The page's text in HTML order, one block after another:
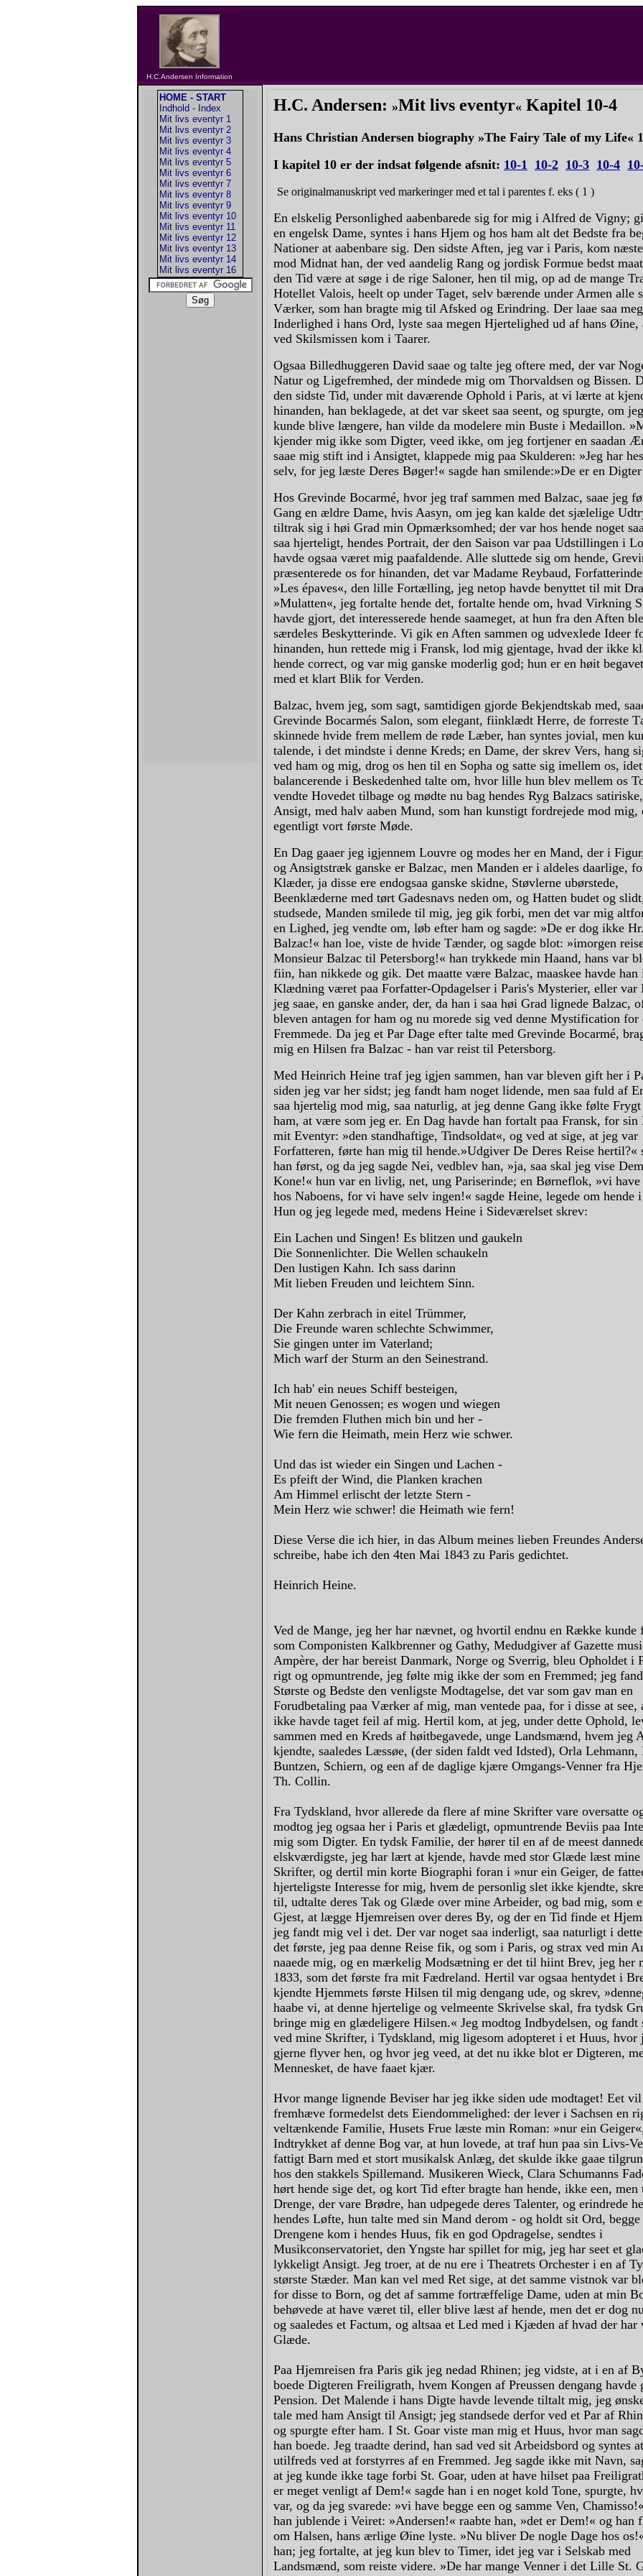
H.C.Andersen Information
HOME - START
Indhold - Index
Mit livs eventyr 1
Mit livs eventyr 2
Mit livs eventyr 3
Mit livs eventyr 4
Mit livs eventyr 5
Mit livs eventyr 6
Mit livs eventyr 7
Mit livs eventyr 8
Mit livs eventyr 9
Mit livs eventyr 10
Mit livs eventyr 11
Mit livs eventyr 12
Mit livs eventyr 13
Mit livs eventyr 14
Mit livs eventyr 16
H.C. Andersen: »Mit livs eventyr« Kapitel 10-4
Hans Christian Andersen biography »The Fairy Tale of my Life«
I kapitel 10 er der indsat følgende afsnit: 10-1 10-2 10-3 10-4
Se originalmanuskript ved markeringer med et tal i parentes f. eks ( 1 )
En elskelig Personlighed aabenbarede sig for mig i Alfred de Vigny;
en engelsk Dame, syntes i hans Hjem og hos ham alt det Bedste fra
Nationer at aabenbare sig. Den sidste Aften, jeg var i Paris, kom
mod Midnat han, der ved aandelig Rang og jordisk Formue bedst
den Tid være at søge i de rige Saloner, hen til mig, op ad de mange
Hotellet Valois, heelt op under Taget, selv bærende under Armen alle
Værker, som han bragte mig til Afsked og Erindring. Der laae saa
Inderlighed i hans Ord, lyste saa megen Hjertelighed ud af hans Øine,
ved Skilsmissen kom i Taarer.
Ogsaa Billedhuggeren David saae og talte jeg oftere med, der var
Natur og Ligefremhed, der mindede mig om Thorvaldsen og Bissen.
den sidste Tid, under mit daværende Ophold i Paris, at vi lærte at
hinanden, han beklagede, at det var skeet saa seent, og spurgte, om
kunde blive længere, han vilde da modelere min Buste i Medaillon.
kjender mig ikke som Digter, veed ikke, om jeg fortjener en saadan
saae mig stift ind i Ansigtet, klappede mig paa Skulderen: »Jeg har
selv, for jeg læste Deres Bøger!« sagde han smilende:»De er en
Hos Grevinde Bocarmé, hvor jeg traf sammen med Balzac, saae jeg
Gang en ældre Dame, hvis Aasyn, om jeg kan kalde det sjælelige
tiltrak sig i høi Grad min Opmærksomhed; der var hos hende noget
saa hjerteligt, hendes Portrait, der den Saison var paa Udstillingen i
havde ogsaa været mig paafaldende. Alle sluttede sig om hende,
præsenterede os for hinanden, det var Madame Reybaud,
»Les épaves«, den lille Fortælling, jeg netop havde benyttet til mit
»Mulatten«, jeg fortalte hende det, fortalte hende om, hvad Virkning
havde gjort, det interesserede hende saameget, at hun fra den Aften
særdeles Beskytterinde. Vi gik en Aften sammen og udvexlede Ideer
hinanden, hun rettede mig i Fransk, lod mig gjentage, hvad der ikke
hende correct, og var mig ganske moderlig god; hun er en høit
med et klart Blik for Verden.
Balzac, hvem jeg, som sagt, samtidigen gjorde Bekjendtskab med,
Grevinde Bocarmés Salon, som elegant, fiinklædt Herre, de forreste
skinnede hvide frem mellem de røde Læber, han syntes jovial, men
talende, i det mindste i denne Kreds; en Dame, der skrev Vers, hang
ved ham og mig, drog os hen til en Sopha og satte sig imellem os,
balancerende i Beskedenhed talte om, hvor lille hun blev mellem os
vendte Hovedet tilbage og mødte nu bag hendes Ryg Balzacs
Ansigt, med halv aaben Mund, som han kunstigt fordrejede mod mig,
egentligt vort første Møde.
En Dag gaaer jeg igjennem Louvre og modes her en Mand, der i
og Ansigtstræk ganske er Balzac, men Manden er i aldeles daarlige,
Klæder, ja disse ere endogsaa ganske skidne, Støvlerne ubørstede,
Beenklæderne med tørt Gadesnavs neden om, og Hatten budet og
studsede, Manden smilede til mig, jeg gik forbi, men det var mig
en Lighed, jeg vendte om, løb efter ham og sagde: »De er dog ikke
Balzac!« han loe, viste de hvide Tænder, og sagde blot: »imorgen
Monsieur Balzac til Petersborg!« han trykkede min Haand, hans var
fiin, han nikkede og gik. Det maatte være Balzac, maaskee havde han
Klædning været paa Forfatter-Opdagelser i Paris's Mysterier, eller var
jeg saae, en ganske ander, der, da han i saa høi Grad lignede Balzac,
bleven antagen for ham og nu morede sig ved denne Mystification for
Fremmede. Da jeg et Par Dage efter talte med Grevinde Bocarmé,
mig en Hilsen fra Balzac - han var reist til Petersborg.
Med Heinrich Heine traf jeg igjen sammen, han var bleven gift her i
siden jeg var her sidst; jeg fandt ham noget lidende, men saa fuld af
saa hjertelig mod mig, saa naturlig, at jeg denne Gang ikke følte
ham, at være som jeg er. En Dag havde han fortalt paa Fransk, for sin
mit Eventyr: »den standhaftige, Tindsoldat«, og ved at sige, at jeg var
Forfatteren, førte han mig til hende.»Udgiver De Deres Reise hertil?«
han først, og da jeg sagde Nei, vedblev han, »ja, saa skal jeg vise
Kone!« hun var en livlig, net, ung Pariserinde; en Børneflok, »vi have
hos Naboens, for vi have selv ingen!« sagde Heine, legede om hende
Hun og jeg legede med, medens Heine i Sideværelset skrev:
Ein Lachen und Singen! Es blitzen und gaukeln
Die Sonnenlichter. Die Wellen schaukeln
Den lustigen Kahn. Ich sass darinn
Mit lieben Freuden und leichtem Sinn.
Der Kahn zerbrach in eitel Trümmer,
Die Freunde waren schlechte Schwimmer,
Sie gingen unter im Vaterland;
Mich warf der Sturm an den Seinestrand.
Ich hab' ein neues Schiff besteigen,
Mit neuen Genossen; es wogen und wiegen
Die fremden Fluthen mich bin und her -
Wie fern die Heimath, mein Herz wie schwer.
Und das ist wieder ein Singen und Lachen -
Es pfeift der Wind, die Planken krachen
Am Himmel erlischt der letzte Stern -
Mein Herz wie schwer! die Heimath wie fern!
Diese Verse die ich hier, in das Album meines lieben Freundes
schreibe, habe ich den 4ten Mai 1843 zu Paris gedichtet.
Heinrich Heine.
Ved de Mange, jeg her har nævnet, og hvortil endnu en Række kunde
som Componisten Kalkbrenner og Gathy, Medudgiver af Gazette
Ampère, der har bereist Danmark, Norge og Sverrig, bleu Opholdet i
rigt og opmuntrende, jeg følte mig ikke der som en Fremmed; jeg
Største og Bedste den venligste Modtagelse, det var som gav man en
Forudbetaling paa Værker af mig, man ventede paa, for i disse at see,
ikke havde taget feil af mig. Hertil kom, at jeg, under dette Ophold,
sammen med en Kreds af høitbegavede, unge Landsmænd, hvem jeg
kjendte, saaledes Læssøe, (der siden faldt ved Idsted), Orla Lehmann,
Buntzen, Schiern, og een af de daglige kjære Omgangs-Venner fra
Th. Collin.
Fra Tydskland, hvor allerede da flere af mine Skrifter vare oversatte
modtog jeg ogsaa her i Paris et glædeligt, opmuntrende Beviis paa
mig som Digter. En tydsk Familie, der hører til en af de meest
elskværdigste, jeg har lært at kjende, havde med stor Glæde læst mine
Skrifter, og dertil min korte Biographi foran i »nur ein Geiger, de
hjerteligste Interesse for mig, hvem de personlig slet ikke kjendte,
til, udtalte deres Tak og Glæde over mine Arbeider, og bad mig, som
Gjest, at lægge Hjemreisen over deres By, og der en Tid finde et
jeg fandt mig vel i det. Der var noget saa inderligt, saa naturligt i
det første, jeg paa denne Reise fik, og som i Paris, og strax ved min
naaede mig, og en mærkelig Modsætning er det til hiint Brev, jeg her
1833, som det første fra mit Fædreland. Hertil var ogsaa hentydet i
kjendte Hjemmets første Hilsen til mig dengang ude, og skrev,
haabe vi, at denne hjertelige og velmeente Skrivelse skal, fra tydsk
bringe mig en glædeligere Hilsen.« Jeg modtog Indbydelsen, og fandt
ved mine Skrifter, i Tydskland, mig ligesom adopteret i et Huus, hvor
gjerne flyver hen, og hvor jeg veed, at det nu ikke blot er Digteren,
Mennesket, de have faaet kjær.
Hvor mange lignende Beviser har jeg ikke siden ude modtaget! Eet
fremhæve formedelst dets Eiendommelighed: der lever i Sachsen en
veltænkende Familie, Husets Frue læste min Roman: »nur ein
Indtrykket af denne Bog var, at hun lovede, at traf hun paa sin Livs-
fattigt Barn med et stort musikalsk Anlæg, det skulde ikke gaae
hos den stakkels Spillemand. Musikeren Wieck, Clara Schumanns
hørt hende sige det, og kort Tid efter bragte han hende, ikke een,
Drenge, der vare Brødre, han udpegede deres Talenter, og erindrede
hendes Løfte, hun talte med sin Mand derom - og holdt sit Ord, begge
Drengene kom i hendes Huus, fik en god Opdragelse, sendtes i
Musikconservatoriet, den Yngste har spillet for mig, jeg har seet et
lykkeligt Ansigt. Jeg troer, at de nu ere i Theatrets Orchester i en af
største Stæder. Man kan vel med Ret sige, at det samme vistnok var
for disse to Born, og det af samme fortræffelige Dame, uden at min
behøvede at have været til, eller blive læst af hende, men det er dog
og saaledes et Factum, og altsaa et Led med i Kjæden af hvad der
Glæde.
Paa Hjemreisen fra Paris gik jeg nedad Rhinen; jeg vidste, at i en af
boede Digteren Freiligrath, hvem Kongen af Preussen dengang havde
Pension. Det Malende i hans Digte havde levende tiltalt mig, jeg
tale med ham Ansigt til Ansigt; jeg standsede derfor ved et Par af
og spurgte efter ham. I St. Goar viste man mig et Huus, hvor man
han boede. Jeg traadte derind, han sad ved sit Arbeidsbord og syntes
utilfreds ved at forstyrres af en Fremmed. Jeg sagde ikke mit Navn,
at jeg kunde ikke tage forbi St. Goar, uden at have hilset paa
er meget venligt af Dem!« sagde han i en noget kold Tone, spurgte,
var, og da jeg svarede: »vi have begge een og samme Ven,
han jublende i Veiret: »Andersen!« raabte han, »det er Dem!« og han
om Halsen, hans ærlige Øine lyste. »Nu bliver De nogle Dage hos
han; jeg fortalte, at jeg kun blev to Timer, idet jeg var i Selskab med
Landsmænd, som reiste videre. »De har mange Venner i det Lille St.